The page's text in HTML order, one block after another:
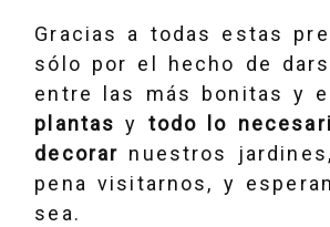
Gracias a todas estas
sólo por el hecho de
entre las más bonitas y
plantas y todo lo
decorar nuestros
pena visitarnos, y
sea.